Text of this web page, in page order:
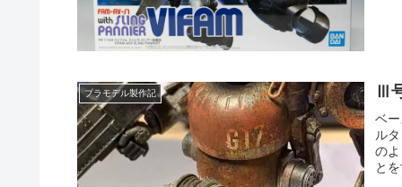
プラモデル製作記 Ⅲ
ベ
ル
の
と